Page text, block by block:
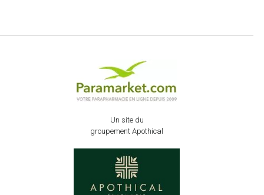
Un site du
groupement Apothical